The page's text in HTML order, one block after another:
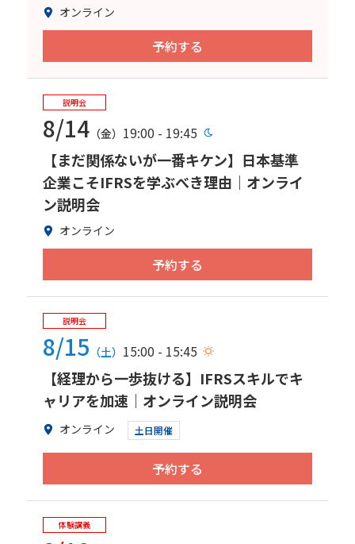
オンライン
予約する
説明会
8/14（金） 19:00 - 19:45
【まだ関係ないが一番キケン】日本基準
企業こそIFRSを学ぶべき理由｜オンライ
ン説明会
オンライン
予約する
説明会
8/15 （土） 15:00 - 15:45
【経理から一歩抜ける】IFRSスキルでキ
ャリアを加速｜オンライン説明会
オンライン 土日開催
予約する
体験講義